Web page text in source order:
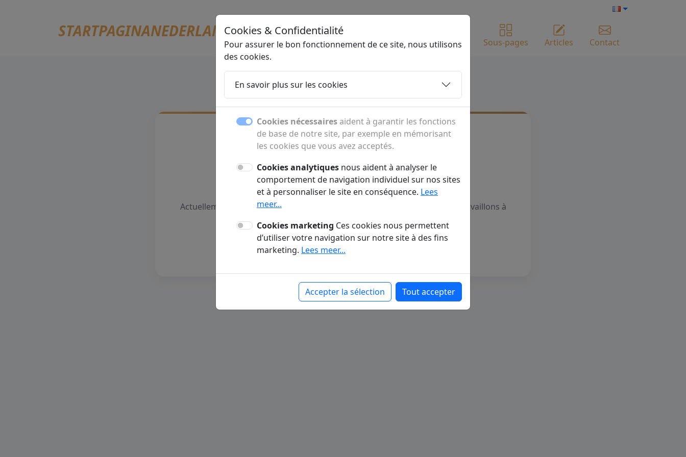
STARTPAGINANEDERLAND.NL
Home Sous-pages Articles Contact
Aucun article trouvé :(
Actuellement, aucun article n'est disponible pour cette sous-page. Nous travaillons à
publier prochainement de nouveaux contenus.
Retour à la page d'accueil
Cookies & Confidentialité
Pour assurer le bon fonctionnement de ce site, nous utilisons
des cookies.
En savoir plus sur les cookies
Cookies nécessairesaident à garantir les fonctions
de base de notre site, par exemple en mémorisant
les cookies que vous avez acceptés.
Cookies analytiques nous aident à analyser le
comportement de navigation individuel sur nos sites
et à personnaliser le site en conséquence. Lees
meer...
Cookies marketing Ces cookies nous permettent
d’utiliser votre navigation sur notre site à des fins
marketing. Lees meer...
Accepter la sélection Tout accepter